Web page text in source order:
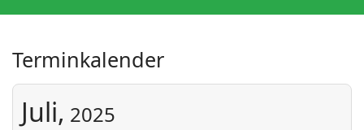
Terminkalender
Juli, 2025